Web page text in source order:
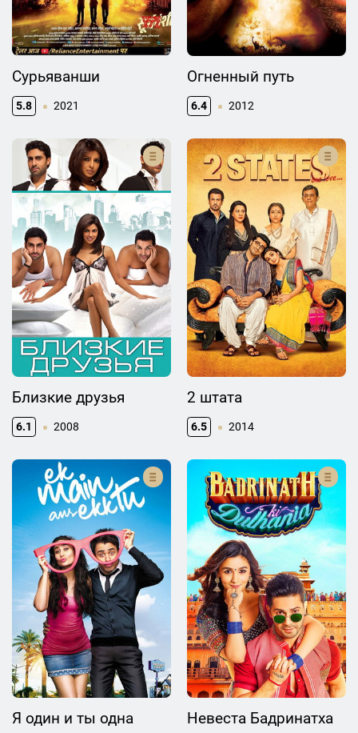
Сурьяванши
5.8 2021
Огненный путь
6.4 2012
Близкие друзья
6.1 2008
2 штата
6.5 2014
Я один и ты одна Невеста Бадринатха